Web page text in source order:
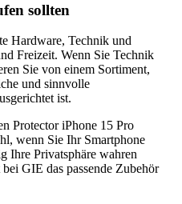
sollten
Hardware, Technik und
Freizeit. Wenn Sie Technik
Sie von einem Sortiment,
und sinnvolle
ist.
Protector iPhone 15 Pro
wenn Sie Ihr Smartphone
Ihre Privatsphäre wahren
GIE das passende Zubehör